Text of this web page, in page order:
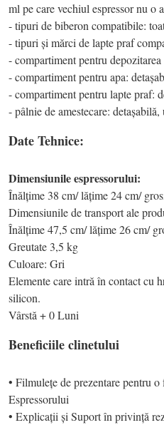
ml pe care vechiul espressor nu o
- tipuri de biberon compatibile:
- tipuri și mărci de lapte praf
- compartiment pentru
- compartiment pentru apa:
- compartiment pentru lapte praf:
- pâlnie de amestecare: detașabilă,
Date Tehnice:
Dimensiunile espressorului:
Înălțime 38 cm/ lățime 24 cm/
Dimensiunile de transport ale
Înălțime 47,5 cm/ lățime 26 cm/
Greutate 3,5 kg
Culoare: Gri
Elemente care intră în contact cu
silicon.
Vârstă + 0 Luni
Beneficiile clinetului
• Filmulețe de prezentare pentru
Espressorului
• Explicații și Suport în privință